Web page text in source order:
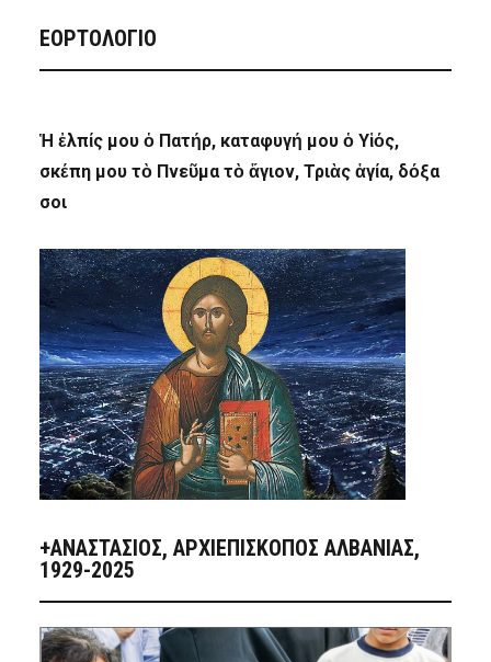
ΕΟΡΤΟΛΟΓΙΟ
Ἡ ἐλπίς μου ὁ Πατήρ, καταφυγή μου ὁ Υἱός,
σκέπη μου τὸ Πνεῦμα τὸ ἅγιον, Τριὰς ἁγία, δόξα
σοι
+ΑΝΑΣΤΆΣΙΟΣ, ΑΡΧΙΕΠΊΣΚΟΠΟΣ ΑΛΒΑΝΊΑΣ,
1929-2025